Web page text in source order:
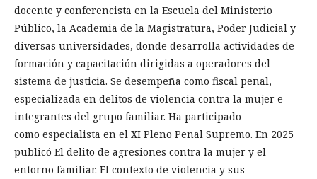
docente y conferencista en la Escuela del Ministerio
Público, la Academia de la Magistratura, Poder Judicial y
diversas universidades, donde desarrolla actividades de
formación y capacitación dirigidas a operadores del
sistema de justicia. Se desempeña como fiscal penal,
especializada en delitos de violencia contra la mujer e
integrantes del grupo familiar. Ha participado
como especialista en el XI Pleno Penal Supremo. En 2025
publicó El delito de agresiones contra la mujer y el
entorno familiar. El contexto de violencia y sus